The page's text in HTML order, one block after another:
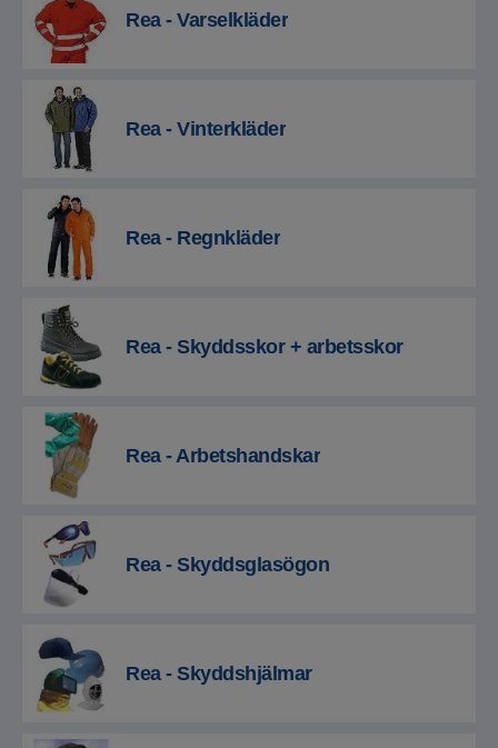
Rea - Varselkläder
Rea - Vinterkläder
Rea - Regnkläder
Rea - Skyddsskor + arbetsskor
Rea - Arbetshandskar
Rea - Skyddsglasögon
Rea - Skyddshjälmar